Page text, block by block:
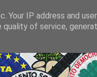
Your IP address and
of service,